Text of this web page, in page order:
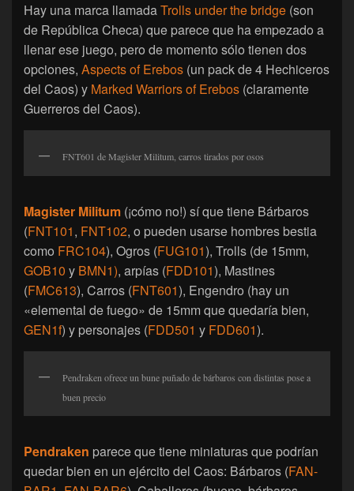
Hay una marca llamadaTrolls under the bridge (son
de República Checa) que parece que ha empezado a
llenar ese juego, pero de momento sólo tienen dos
opciones, Aspects of Erebos (un pack de 4 Hechiceros
del Caos) y Marked Warriors of Erebos (claramente
Guerreros del Caos).
FNT601 de Magister Militum, carros tirados por osos
Magister Militum (¡cómo no!) sí que tiene Bárbaros
(FNT101, FNT102, o pueden usarse hombres bestia
como FRC104), Ogros (FUG101), Trolls (de 15mm,
GOB10 y BMN1), arpías (FDD101), Mastines
(FMC613), Carros (FNT601), Engendro (hay un
«elemental de fuego» de 15mm que quedaría bien,
GEN1f) y personajes (FDD501 y FDD601).
Pendraken ofrece un bune puñado de bárbaros con distintas pose a
buen precio
Pendraken parece que tiene miniaturas que podrían
quedar bien en un ejército del Caos: Bárbaros (FAN-